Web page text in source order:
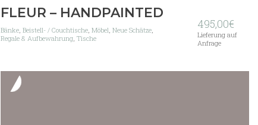
FLEUR – HANDPAINTED
Bänke, Beistell- / Couchtische, Möbel Neue Schätze,
Regale & Aufbewahrung, Tische
495,00€
Lieferung auf
Anfrage